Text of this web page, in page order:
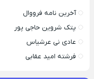
آخرین نامه فرووال
پتک شروین حاجی پور
عادی نی عرشیاس
فرشته امید عقابی